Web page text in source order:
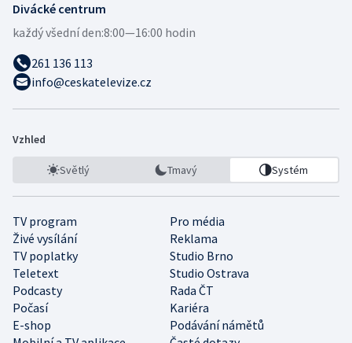
Divácké centrum
každý všední den:8:00—16:00 hodin
261 136 113
info@ceskatelevize.cz
Vzhled
Světlý Tmavý Systém
TV program
Pro média
Živé vysílání
Reklama
TV poplatky
Studio Brno
Teletext
Studio Ostrava
Podcasty
Rada ČT
Počasí
Kariéra
E-shop
Podávání námětů